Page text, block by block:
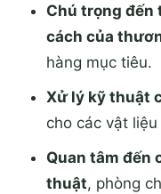
Chú trọng đến
cách của
hàng mục tiêu.
Xử lý kỹ thuật
cho các vật
Quan tâm đến
thuật, phòng